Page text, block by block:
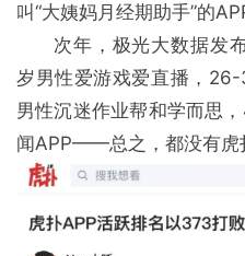
叫“大姨妈月经期助手”的
次年，极光大数据发
岁男性爱游戏爱直播，
男性沉迷作业帮和学而思
闻APP——总之，都没有虎